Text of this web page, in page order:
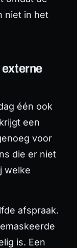
niet in het
externe
één ook
een
voor
die er niet
welke
afspraak.
is. Een